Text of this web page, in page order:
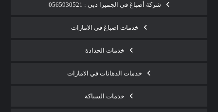
شركة أصباغ في الجميرا دبي : 0565930521
خدمات اصباغ في الامارات
خدمات الحدادة
خدمات الدهانات في الامارات
خدمات السباكة